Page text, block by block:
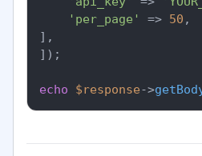
'per_page'
=> 50 ,
],
]);
echo $response->